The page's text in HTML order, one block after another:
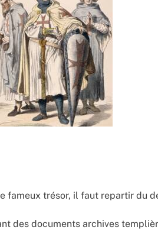
fameux trésor, il faut repartir du
des documents archives